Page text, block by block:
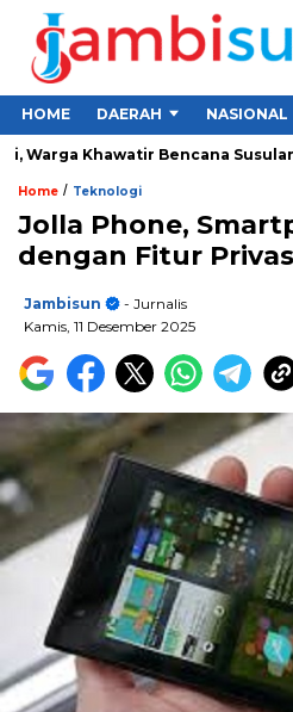
HOME DAERAH NASIONAL
Khawatir Bencana Susulan
Home / Teknologi
Jolla Phone,
dengan Fitur
Jambisun
- Jurnalis
Kamis, 11 Desember 2025